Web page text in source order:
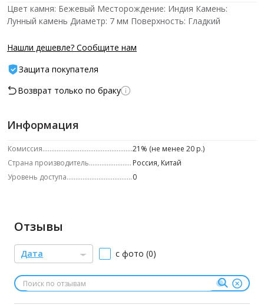
Цвет камня: Бежевый Месторождение: Индия Камень:
Лунный камень Диаметр: 7 мм Поверхность: Гладкий
Нашли дешевле? Сообщите нам
Защита покупателя
Возврат только по браку
Информация
Комиссия
21% (не менее 20 р.)
Страна производитель
Россия, Китай
Уровень доступа
0
Отзывы
Дата с фото (0)